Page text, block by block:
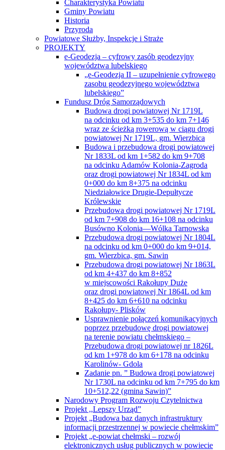
Charakterystyka Powiatu
Gminy Powiatu
Historia
Przyroda
Powiatowe Służby, Inspekcje i Straże
PROJEKTY
e-Geodezja – cyfrowy zasób geodezyjny
województwa lubelskiego
„e-Geodezja II – uzupełnienie cyfrowego
zasobu geodezyjnego województwa
lubelskiego”
Fundusz Dróg Samorządowych
Budowa drogi powiatowej Nr 1719L
na odcinku od km 3+535 do km 7+146
wraz ze ścieżką rowerową w ciągu drogi
powiatowej Nr 1719L, gm. Wierzbica
Budowa i przebudowa drogi powiatowej
Nr 1833L od km 1+582 do km 9+708
na odcinku Adamów Kolonia-Zagroda
oraz drogi powiatowej Nr 1834L od km
0+000 do km 8+375 na odcinku
Niedziałowice Drugie-Depułtycze
Królewskie
Przebudowa drogi powiatowej Nr 1719L
od km 7+908 do km 16+108 na odcinku
Busówno Kolonia—Wólka Tarnowska
Przebudowa drogi powiatowej Nr 1804L
na odcinku od km 0+000 do km 9+014,
gm. Wierzbica, gm. Sawin
Przebudowa drogi powiatowej Nr 1863L
od km 4+437 do km 8+852
w miejscowości Rakołupy Duże
oraz drogi powiatowej Nr 1864L od km
8+425 do km 6+610 na odcinku
Rakołupy- Plisków
Usprawnienie połączeń komunikacyjnych
poprzez przebudowę drogi powiatowej
na terenie powiatu chełmskiego –
Przebudowa drogi powiatowej nr 1826L
od km 1+978 do km 6+178 na odcinku
Karolinów- Gdola
Zadanie pn. ” Budowa drogi powiatowej
Nr 1730L na odcinku od km 7+795 do km
10+512,22 (gmina Sawin)”
Narodowy Program Rozwoju Czytelnictwa
Projekt ,,Lepszy Urząd”
Projekt „Budowa baz danych infrastruktury
informacji przestrzennej w powiecie chełmskim”
Projekt „e-powiat chełmski – rozwój
elektronicznych usług publicznych w powiecie